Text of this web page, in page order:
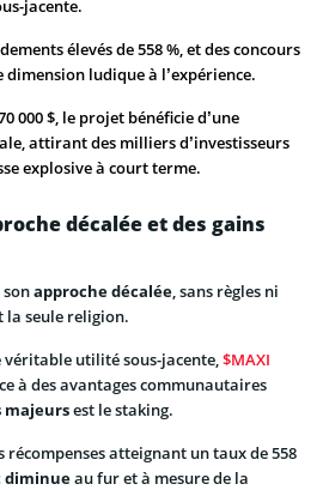
jacente.
élevés de 558 %, et des concours
ludique à l’expérience.
000 $, le projet bénéficie d’une
attirant des milliers d’investisseurs
explosive à court terme.
décalée et des gains
approche décalée , sans règles ni
la seule religion.
véritable utilité sous-jacente, $MAXI
à des avantages communautaires
est le staking.
récompenses atteignant un taux de 558
diminueau fur et à mesure de la